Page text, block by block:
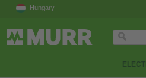
Hungary